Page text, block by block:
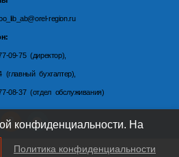
region.ru
09-75 (директор),
(главный бухгалтер),
08-37 (отдел обслуживания)
конфиденциальности. На
Политика конфиденциальности